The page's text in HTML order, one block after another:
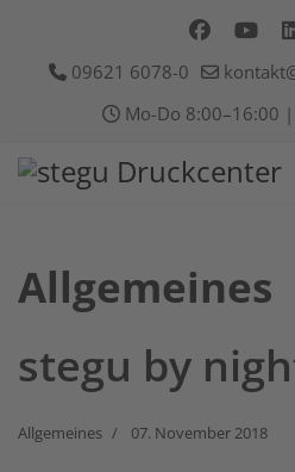
09621 6078-0
Mo-Do 8:00–16:00
Allgemeines
stegu by
Allgemeines 07. November 2018